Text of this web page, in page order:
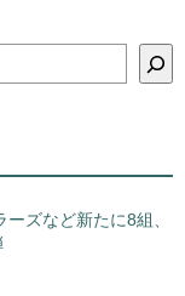
ズなど新たに8組、